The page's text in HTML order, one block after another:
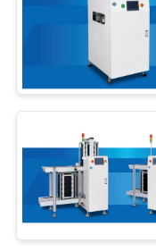
POLITIQUE
DE
tuyau
Joints